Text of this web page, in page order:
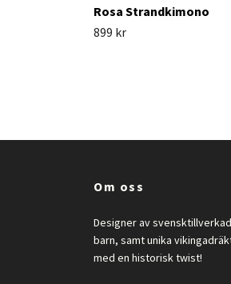
Rosa Strandkimono
899 kr
Om oss
Designer av
barn, samt unika
med en historisk twist!